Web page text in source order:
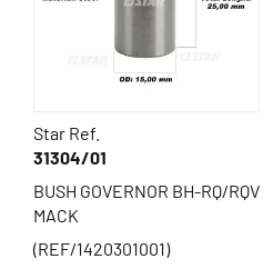
Star Ref.
31304/01
BUSH GOVERNOR BH-RQ/RQV
MACK
(REF/1420301001)